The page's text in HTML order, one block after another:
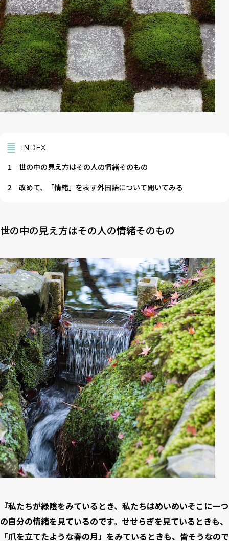
INDEX
1
世の中の見え方はその人の情緒そのもの
2
改めて、「情緒」を表す外国語について聞いてみる
世の中の見え方はその人の情緒そのもの
『私たちが緑陰をみているとき、私たちはめいめいそこに一つ
の自分の情緒を見ているのです。せせらぎを見ているときも、
「爪を立てたような春の月」をみているときも、皆そうなので